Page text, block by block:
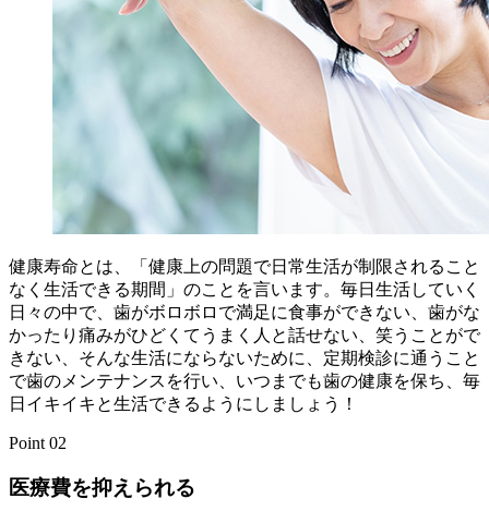
健康寿命とは、「健康上の問題で日常生活が制限されること
なく生活できる期間」のことを言います。毎日生活していく
日々の中で、歯がボロボロで満足に食事ができない、歯がな
かったり痛みがひどくてうまく人と話せない、笑うことがで
きない、そんな生活にならないために、定期検診に通うこと
で歯のメンテナンスを行い、いつまでも歯の健康を保ち、毎
日イキイキと生活できるようにしましょう！
Point 02
医療費を抑えられる